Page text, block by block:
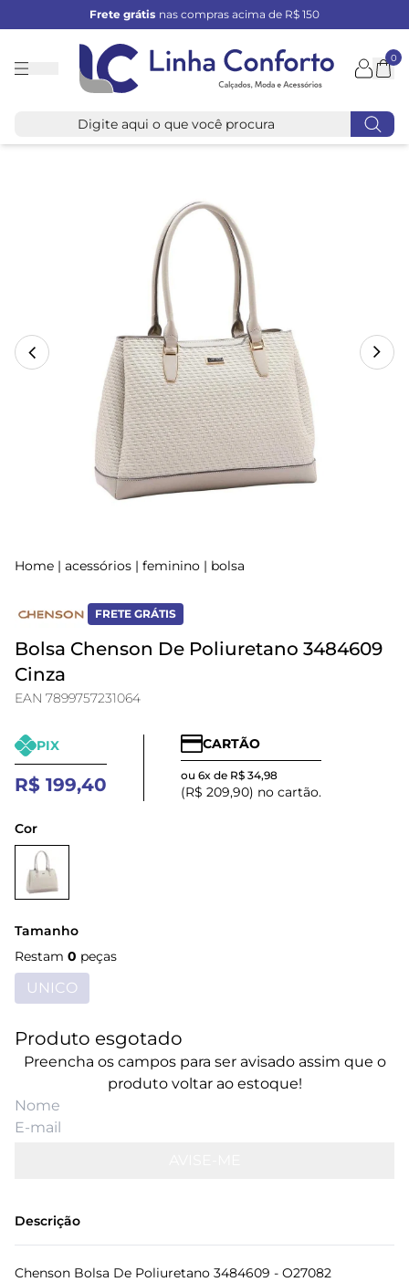
Frete grátis nas compras acima de R$ 150
Linha
0
Home | acessórios | feminino | bolsa
FRETE GRÁTIS
Bolsa Chenson De Poliuretano 3484609
Cinza
EAN 7899757231064
PIX
R$ 199,40
CARTÃO
ou 6x de R$ 34,98
(R$ 209,90) no cartão.
Cor
Tamanho
Restam 0 peças
UNICO
Produto esgotado
Preencha os campos para ser avisado assim que o
produto voltar ao estoque!
Descrição
Chenson Bolsa De Poliuretano 3484609 - O27082